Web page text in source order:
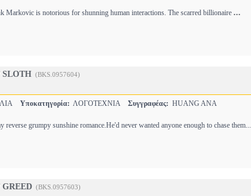
Markovic is notorious for shunning human interactions. The scarred billionaire ...
SLOTH (BKS.0957604)
Υποκατηγορία: ΛΟΓΟΤΕΧΝΙΑ Συγγραφέας: HUANG ANA
grumpy sunshine romance.He'd never wanted anyone enough to chase them...
(BKS.0957603)